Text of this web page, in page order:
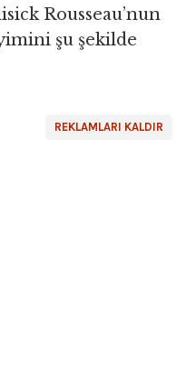
Rousseau’nun
şu şekilde
REKLAMLARI KALDIR